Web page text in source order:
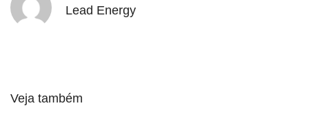
Lead Energy
Veja também